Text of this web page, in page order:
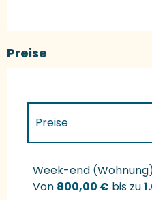
Preise
Preise
Preise 2027
Week-end
Von 800,00 € bis zu